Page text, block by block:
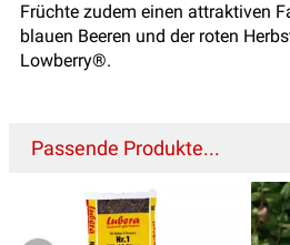
Früchte zudem einen attraktiven
blauen Beeren und der roten
Lowberry®.
Passende Produkte...